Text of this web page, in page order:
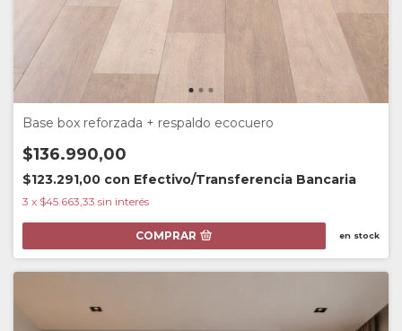
Base box reforzada + respaldo ecocuero
$136.990,00
$123.291,00 con Efectivo/Transferencia Bancaria
3 x $45.663,33 sin interés
COMPRAR en stock